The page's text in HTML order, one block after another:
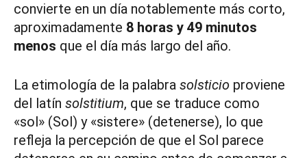
convierte en un día notablemente más corto,
aproximadamente 8 horas y 49 minutos
menos que el día más largo del año.
La etimología de la palabra solsticio proviene
del latín solstitium, que se traduce como
«sol» (Sol) y «sistere» (detenerse), lo que
refleja la percepción de que el Sol parece